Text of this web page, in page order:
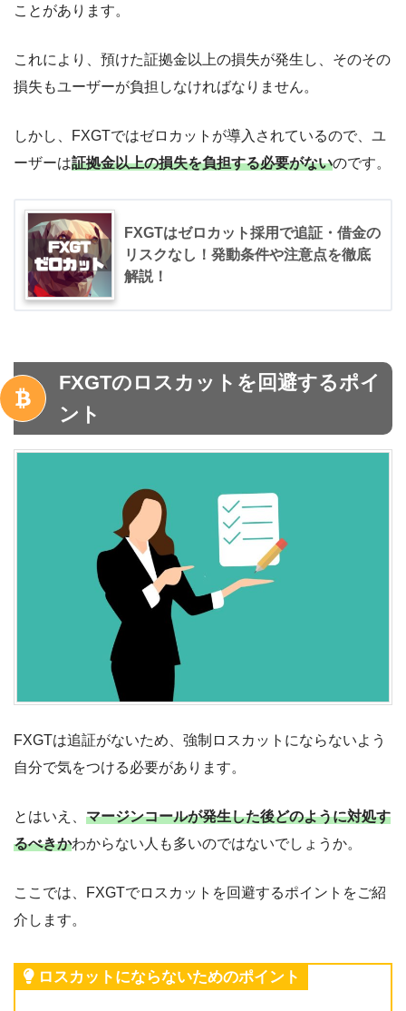
ことがあります。
これにより、預けた証拠金以上の損失が発生し、そのその
損失もユーザーが負担しなければなりません。
しかし、FXGTではゼロカットが導入されているので、ユ
ーザーは証拠金以上の損失を負担する必要がないのです。
FXGTはゼロカット採用で追証・借金の
リスクなし！発動条件や注意点を徹底
解説！
FXGTのロスカットを回避するポイ
ント
FXGTは追証がないため、強制ロスカットにならないよう
自分で気をつける必要があります。
とはいえ、 マージンコールが発生した後どのように対処す
るべきかわからない人も多いのではないでしょうか。
ここでは、FXGTでロスカットを回避するポイントをご紹
介します。
ロスカットにならないためのポイント